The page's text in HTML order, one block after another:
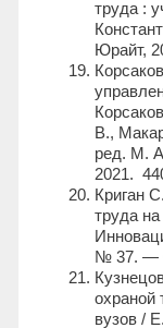
труда :
Юрайт,
В.,
ред. М.
2021.
Криган
труда
№ 37. —
охраной
вузов /